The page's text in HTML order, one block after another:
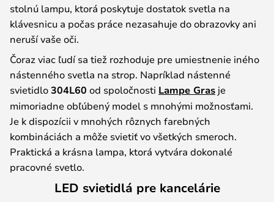
stolnú lampu, ktorá poskytuje dostatok svetla na
klávesnicu a počas práce nezasahuje do obrazovky ani
neruší vaše oči.
Čoraz viac ľudí sa tiež rozhoduje pre umiestnenie iného
nástenného svetla na strop. Napríklad nástenné
svietidlo304L60 od spoločnosti Lampe Gras je
mimoriadne obľúbený model s mnohými možnosťami.
Je k dispozícii v mnohých rôznych farebných
kombináciách a môže svietiť vo všetkých smeroch.
Praktická a krásna lampa, ktorá vytvára dokonalé
pracovné svetlo.
LED svietidlá pre kancelárie